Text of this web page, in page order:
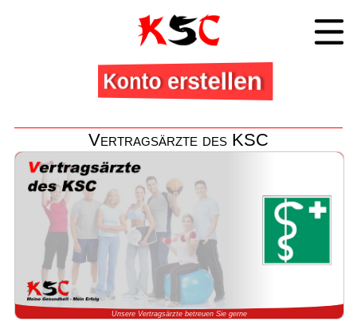
Konto erstellen
Vertragsärzte des KSC
Unsere Vertragsärzte betreuen Sie gerne